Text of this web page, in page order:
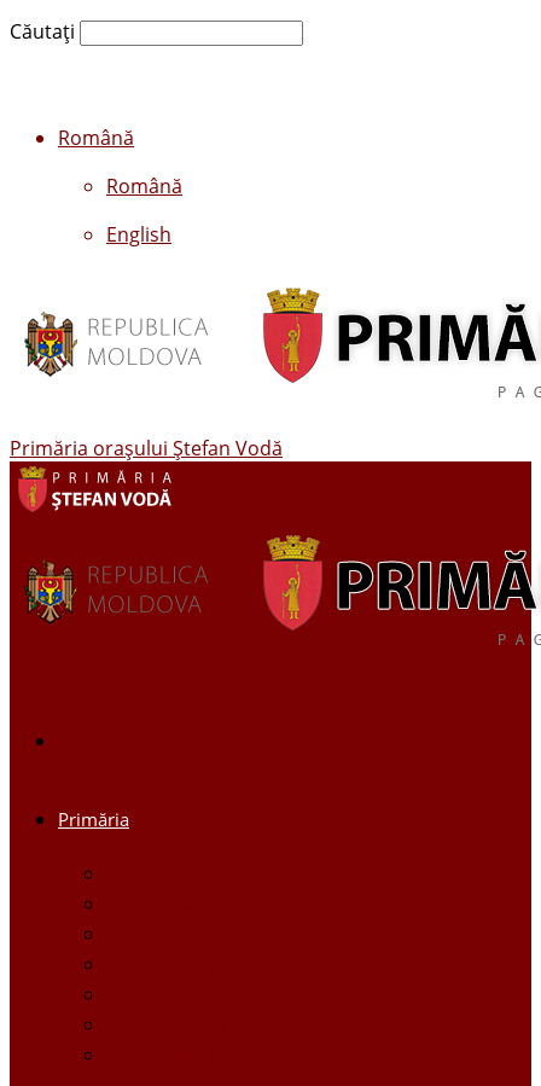
Căutați
Română
Română
English
Primăria oraşului Ştefan Vodă
Primăria